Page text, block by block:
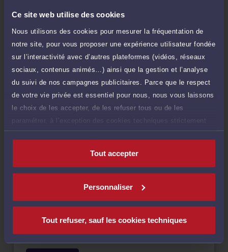
Ce site web utilise des cookies
Nous utilisons des cookies pour mesurer la fréquentation de
notre site, pour vous proposer une expérience utilisateur fondée
sur l’interactivité avec d’autres plateformes (vidéos, réseaux
sociaux, contenus animés…) ainsi que la gestion et l’analyse
du suivi de nos campagnes publicitaires. Parce que le respect
de votre vie privée est essentiel pour nous, nous vous laissons
le choix de les accepter, de les refuser tous ou de les
paramétrer, à l’exception des cookies techniques strictement
nécessaires au fonctionnement du site.
Tout accepter
Personnaliser
Tout refuser, sauf les cookies techniques
de 1.000 caractères)
Poser une question
Consultation écrite
Etude de votre dossier + possibilité
d'ajout d'une pièce jointe
150 €
TTC
Consulter par écrit
Compétences
Droit de la famille, des personnes et de leur patrimoine